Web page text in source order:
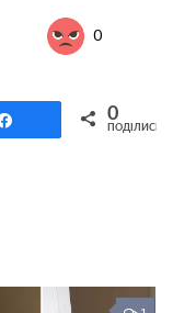
0
Поділитися0
ПОДІЛИСЬ